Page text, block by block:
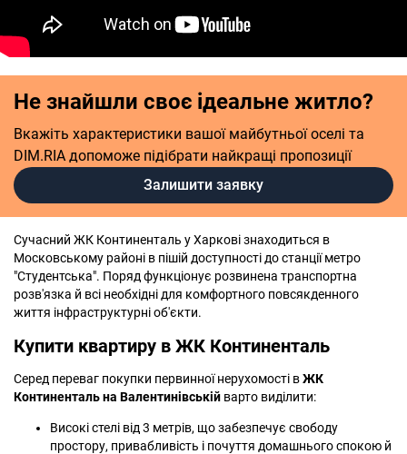
Не знайшли своє ідеальне житло?
Вкажіть характеристики вашої майбутньої оселі та
DIM.RIA допоможе підібрати найкращі пропозиції
Залишити заявку
Сучасний ЖК Континенталь у Харкові знаходиться в
Московському районі в пішій доступності до станції метро
"Студентська". Поряд функціонує розвинена транспортна
розв'язка й всі необхідні для комфортного повсякденного
життя інфраструктурні об'єкти.
Купити квартиру в ЖК Континенталь
Серед переваг покупки первинної нерухомості вЖК
Континенталь на Валентинівській варто виділити:
Високі стелі від 3 метрів, що забезпечує свободу
простору, привабливість і почуття домашнього спокою й